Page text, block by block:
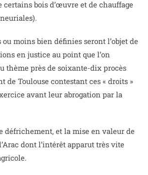
certains bois d’œuvre et de chauffage
moins bien définies seront l’objet de
en justice au point que l’on
thème près de soixante-dix procès
de Toulouse contestant ces « droits »
avant leur abrogation par la
défrichement, et la mise en valeur de
dont l’intérêt apparut très vite